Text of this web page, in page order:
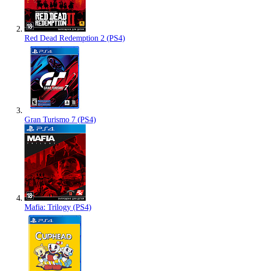
Red Dead Redemption 2 (PS4)
Gran Turismo 7 (PS4)
Mafia: Trilogy (PS4)